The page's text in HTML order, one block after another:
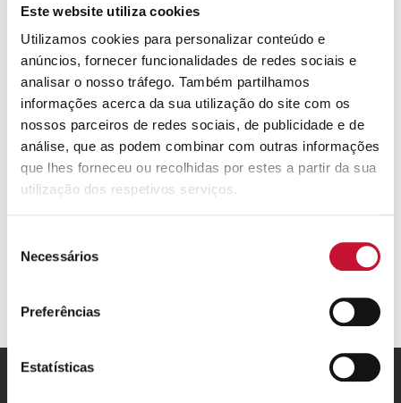
Este website utiliza cookies
Utilizamos cookies para personalizar conteúdo e
anúncios, fornecer funcionalidades de redes sociais e
analisar o nosso tráfego. Também partilhamos
informações acerca da sua utilização do site com os
nossos parceiros de redes sociais, de publicidade e de
análise, que as podem combinar com outras informações
que lhes forneceu ou recolhidas por estes a partir da sua
utilização dos respetivos serviços.
Necessários
Preferências
Estatísticas
10000
AR CONDICIONADO
395,00€
Comparar